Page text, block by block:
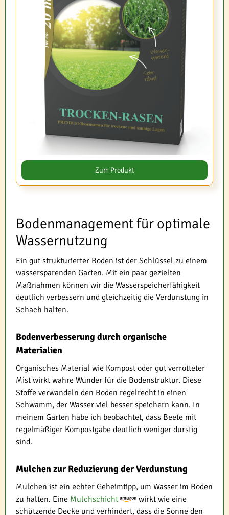
Zum Produkt
Bodenmanagement für optimale
Wassernutzung
Ein gut strukturierter Boden ist der Schlüssel zu einem
wassersparenden Garten. Mit ein paar gezielten
Maßnahmen können wir die Wasserspeicherfähigkeit
deutlich verbessern und gleichzeitig die Verdunstung in
Schach halten.
Bodenverbesserung durch organische
Materialien
Organisches Material wie Kompost oder gut verrotteter
Mist wirkt wahre Wunder für die Bodenstruktur. Diese
Stoffe verwandeln den Boden regelrecht in einen
Schwamm, der Wasser viel besser speichern kann. In
meinem Garten habe ich beobachtet, dass Beete mit
regelmäßiger Kompostgabe deutlich weniger durstig
sind.
Mulchen zur Reduzierung der Verdunstung
Mulchen ist ein echter Geheimtipp, um Wasser im Boden
zu halten. Eine Mulchschicht
wirkt wie eine
schützende Decke und verhindert, dass die Sonne den